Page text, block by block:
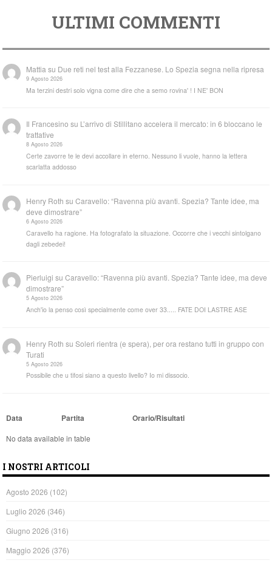
ULTIMI COMMENTI
Mattia su Due reti nel test alla Fezzanese. Lo Spezia segna nella ripresa
9 Agosto 2026
Ma terzini destri solo vigna come dire che a semo rovina' ! I NE' BON
Il Francesino su L’arrivo di Stillitano accelera il mercato: in 6 bloccano le
trattative
8 Agosto 2026
Certe zavorre te le devi accollare in eterno. Nessuno li vuole, hanno la lettera
scarlatta addosso
Henry Roth suCaravello: “Ravenna più avanti. Spezia? Tante idee, ma
deve dimostrare”
6 Agosto 2026
Caravello ha ragione. Ha fotografato la situazione. Occorre che i vecchi sintolgano
dagli zebedei!
Pierluigi suCaravello: “Ravenna più avanti. Spezia? Tante idee, ma deve
dimostrare”
5 Agosto 2026
Anch'io la penso così specialmente come over 33..... FATE DOI LASTRE ASE
Henry Roth suSoleri rientra (e spera), per ora restano tutti in gruppo con
Turati
5 Agosto 2026
Possibile che u tifosi siano a questo livello? Io mi dissocio.
Data Partita Orario/Risultati
No data available in table
I NOSTRI ARTICOLI
Agosto 2026 (102)
Luglio 2026 (346)
Giugno 2026 (316)
Maggio 2026 (376)